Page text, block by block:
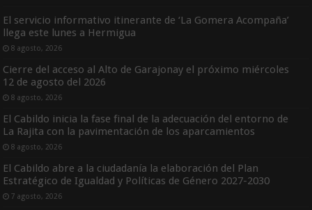
El servicio informativo itinerante de ‘La Gomera Acompaña’
llega este lunes a Hermigua
8 agosto, 2026
Cierre del acceso al Alto de Garajonay el próximo miércoles
12 de agosto del 2026
8 agosto, 2026
El Cabildo inicia la fase final de la adecuación del entorno de
La Rajita con la pavimentación de los aparcamientos
8 agosto, 2026
El Cabildo abre a la ciudadanía la elaboración del Plan
Estratégico de Igualdad y Políticas de Género 2027-2030
7 agosto, 2026